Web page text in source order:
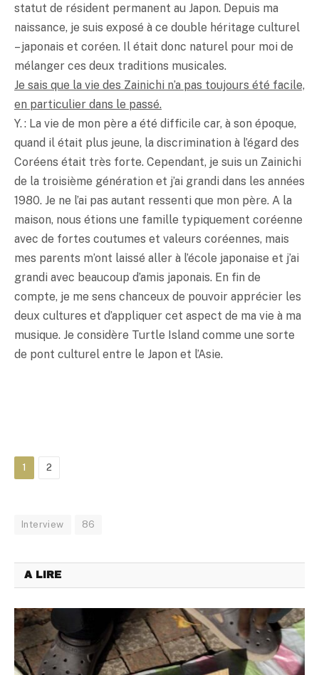
statut de résident permanent au Japon. Depuis ma
naissance, je suis exposé à ce double héritage culturel
– japonais et coréen. Il était donc naturel pour moi de
mélanger ces deux traditions musicales.
Je sais que la vie des Zainichi n’a pas toujours été facile,
en particulier dans le passé.
Y. : La vie de mon père a été difficile car, à son époque,
quand il était plus jeune, la discrimination à l’égard des
Coréens était très forte. Cependant, je suis un Zainichi
de la troisième génération et j’ai grandi dans les années
1980. Je ne l’ai pas autant ressenti que mon père. A la
maison, nous étions une famille typiquement coréenne
avec de fortes coutumes et valeurs coréennes, mais
mes parents m’ont laissé aller à l’école japonaise et j’ai
grandi avec beaucoup d’amis japonais. En fin de
compte, je me sens chanceux de pouvoir apprécier les
deux cultures et d’appliquer cet aspect de ma vie à ma
musique. Je considère Turtle Island comme une sorte
de pont culturel entre le Japon et l’Asie.
1 2
Interview 86
A LIRE